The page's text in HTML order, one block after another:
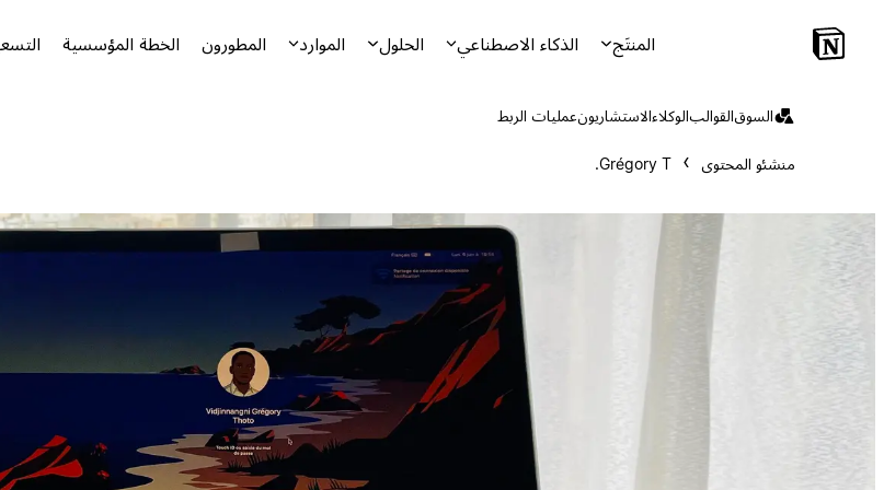
المنتَج الذكاء الاصطناعي الحلول الموارد المطورون الخطة المؤسسية
السوقالقوالبالوكلاءالاستشاريونعمليات الربط
منشئو المحتوى Grégory T.